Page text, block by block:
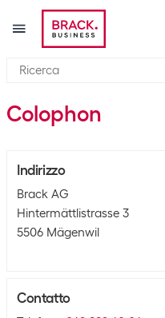
Colophon
Indirizzo
Brack AG
Hintermättlistrasse 3
5506 Mägenwil
Contatto